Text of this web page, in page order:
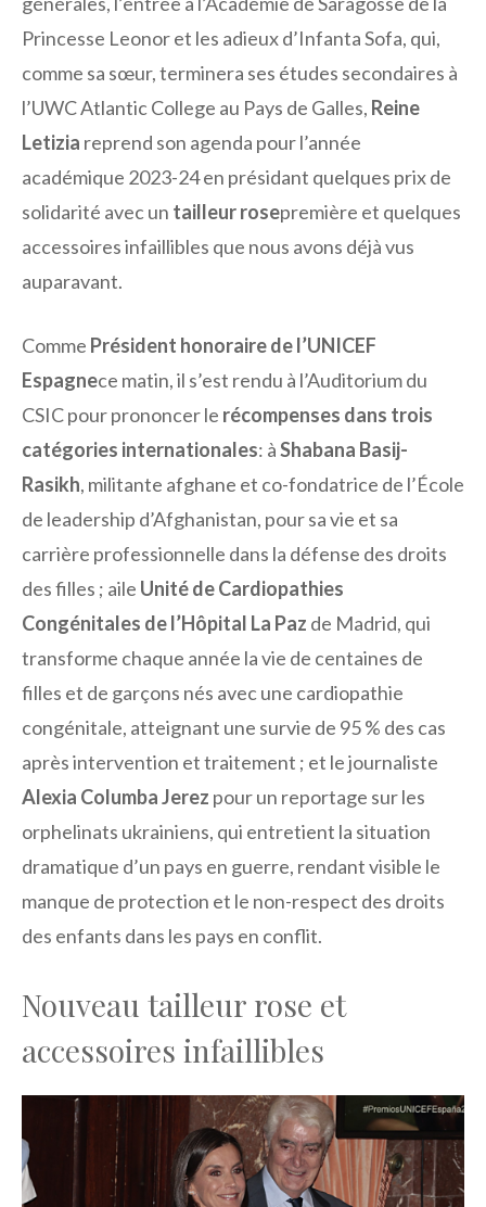
Princesse Leonor et les adieux d’Infanta Sofa, qui,
comme sa sœur, terminera ses études secondaires à
l’UWC Atlantic College au Pays de Galles, Reine
Letizia reprend son agenda pour l’année
académique 2023-24 en présidant quelques prix de
solidarité avec un tailleur rosepremière et quelques
accessoires infaillibles que nous avons déjà vus
auparavant.
Comme Président honoraire de l’UNICEF
Espagnece matin, il s’est rendu à l’Auditorium du
CSIC pour prononcer le récompenses dans trois
catégories internationales: àShabana Basij-
Rasikh, militante afghane et co-fondatrice de l’École
de leadership d’Afghanistan, pour sa vie et sa
carrière professionnelle dans la défense des droits
des filles ; aile Unité de Cardiopathies
Congénitales de l’Hôpital La Paz de Madrid, qui
transforme chaque année la vie de centaines de
filles et de garçons nés avec une cardiopathie
congénitale, atteignant une survie de 95 % des cas
après intervention et traitement ; et le journaliste
Alexia Columba Jerez pour un reportage sur les
orphelinats ukrainiens, qui entretient la situation
dramatique d’un pays en guerre, rendant visible le
manque de protection et le non-respect des droits
des enfants dans les pays en conflit.
Nouveau tailleur rose et
accessoires infaillibles